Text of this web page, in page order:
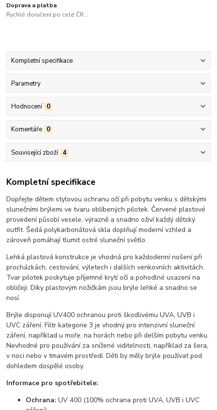
Doprava a platba
Rychlé doručení po celé ČR...
Kompletní specifikace
Parametry
Hodnocení 0
Komentáře 0
Související zboží 4
Kompletní specifikace
Dopřejte dětem stylovou ochranu očí při pobytu venku s dětskými
slunečními brýlemi ve tvaru oblíbených pilotek. Červené plastové
provedení působí vesele, výrazně a snadno oživí každý dětský
outfit. Šedá polykarbonátová skla doplňují moderní vzhled a
zároveň pomáhají tlumit ostré sluneční světlo.
Lehká plastová konstrukce je vhodná pro každodenní nošení při
procházkách, cestování, výletech i dalších venkovních aktivitách.
Tvar pilotek poskytuje příjemné krytí očí a pohodlné usazení na
obličeji. Díky plastovým nožičkám jsou brýle lehké a snadno se
nosí.
Brýle disponují UV400 ochranou proti škodlivému UVA, UVB i
UVC záření. Filtr kategorie 3 je vhodný pro intenzivní sluneční
záření, například u moře, na horách nebo při delším pobytu venku.
Nevhodné pro používání za snížené viditelnosti, například za šera,
v noci nebo v tmavém prostředí. Děti by měly brýle používat pod
dohledem dospělé osoby.
Informace pro spotřebitele:
Ochrana: UV 400 (100% ochrana proti UVA, UVB i UVC